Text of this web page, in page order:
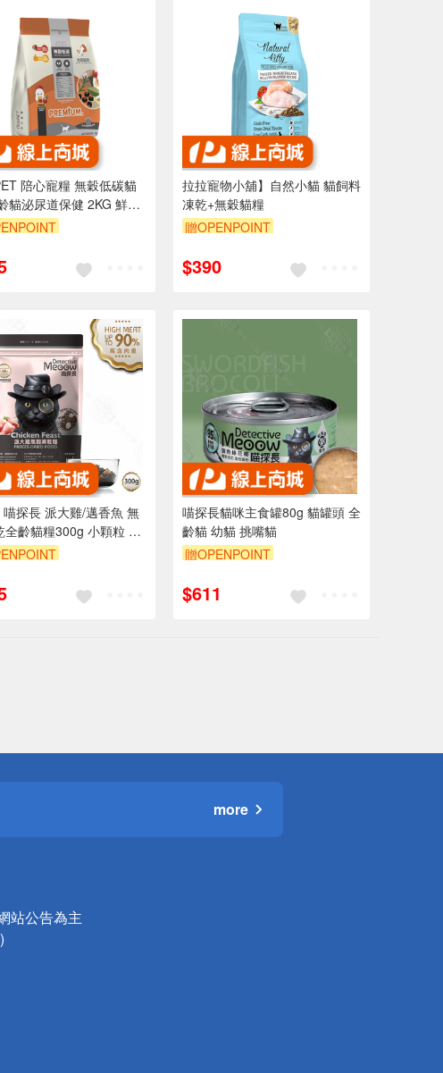
陪心寵糧 無穀低碳貓
貓泌尿道保健 2KG 鮮雞
爆毛配方 貓飼料
拉拉寵物小舖】自然小貓 貓飼料
凍乾+無穀貓糧
贈OPENPOINT
（運費不算在 2000 元的範圍
$390
探長 派大雞/邁香魚 無
全齡貓糧300g 小顆粒 優
高蛋白
喵探長貓咪主食罐80g 貓罐頭 全
齡貓 幼貓 挑嘴貓
贈OPENPOINT
$611
more
站公告為主